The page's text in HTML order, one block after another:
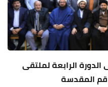
الرابعة لملتقى
قم المقدسة